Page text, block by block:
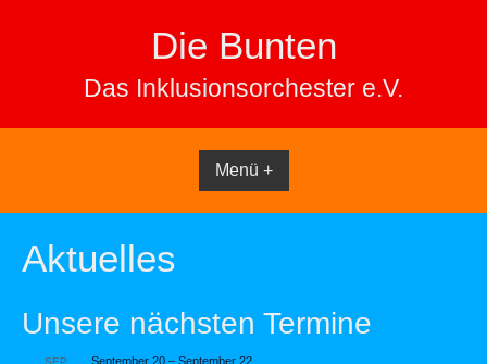
Die Bunten
Das Inklusionsorchester e.V.
Menü +
Aktuelles
Unsere nächsten Termine
SEP. September 20 – September 22